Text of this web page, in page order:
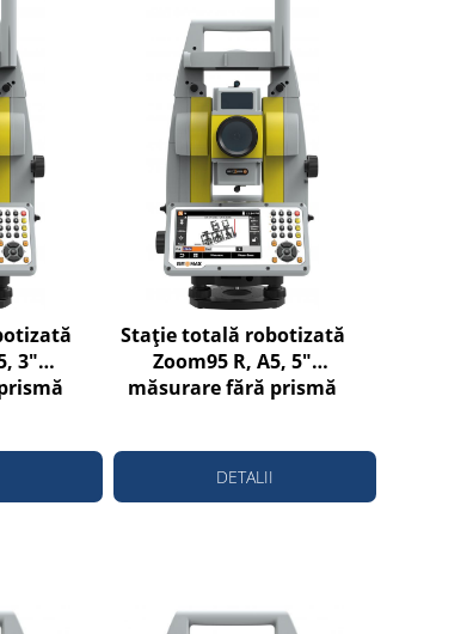
3"
Stație totală robotizată
Zoom95 R, A5, 5"
măsurare fără prismă
DETALII